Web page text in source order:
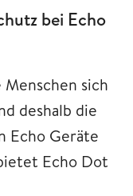
bei Echo
sich
deshalb die
Echo Geräte
Echo Dot